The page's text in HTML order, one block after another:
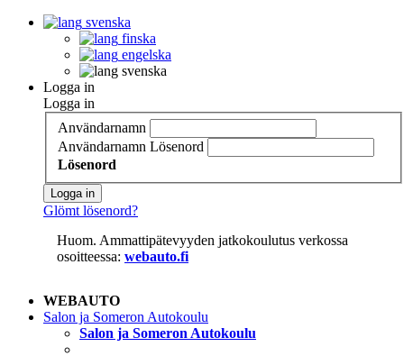
svenska
finska
engelska
svenska
Logga in
Logga in
Användarnamn
Användarnamn Lösenord
Lösenord
Logga in
Glömt lösenord?
Huom. Ammattipätevyyden jatkokoulutus verkossa
osoitteessa: webauto.fi
WEBAUTO
Salon ja Someron Autokoulu
Salon ja Someron Autokoulu